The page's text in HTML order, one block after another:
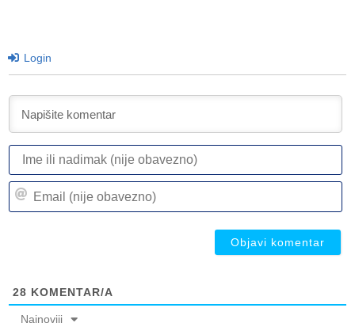
Login
28 KOMENTAR/A
Najnoviji